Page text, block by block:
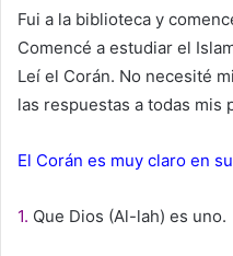
Fui a la biblioteca y
Comencé a estudiar el
Leí el Corán. No necesité
las respuestas a todas mis
El Corán es muy claro en
1. Que Dios (Al-lah) es uno.